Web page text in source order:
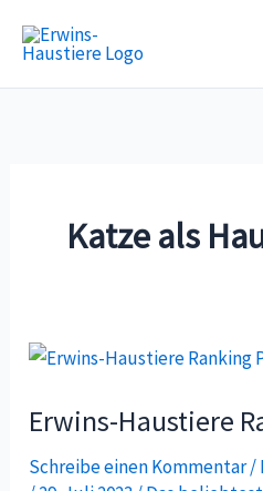
Inhalt
Katze als
Erwins-Haustiere
Schreibe einen Kommentar/
Erwins-
Ranking
1